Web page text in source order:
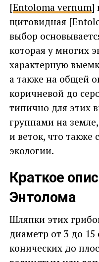
[Entoloma vernum]
щитовидная
выбор
которая у многих
характерную
а также на общей
коричневой до
типично для этих
группами на
и веток, что также
экологии.
Краткое
Энтолома
Шляпки этих
диаметр от 3 до
конических до